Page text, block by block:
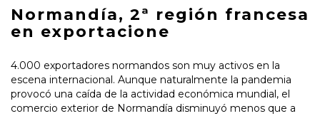
Normandía, 2ª región francesa
en exportacione
4.000 exportadores normandos son muy activos en la
escena internacional. Aunque naturalmente la pandemia
provocó una caída de la actividad económica mundial, el
comercio exterior de Normandía disminuyó menos que a